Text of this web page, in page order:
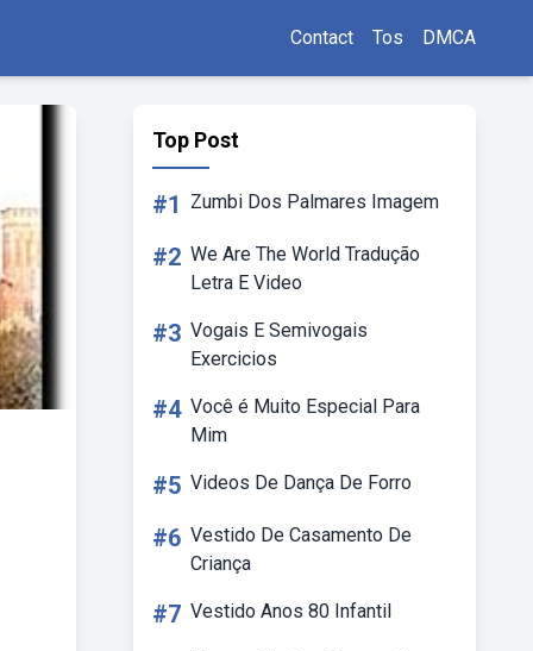
Contact Tos DMCA
Top Post
#1 Zumbi Dos Palmares Imagem
#2 We Are The World Tradução
Letra E Video
#3 Vogais E Semivogais
Exercicios
#4 Você é Muito Especial Para
Mim
#5 Videos De Dança De Forro
#6 Vestido De Casamento De
Criança
#7 Vestido Anos 80 Infantil